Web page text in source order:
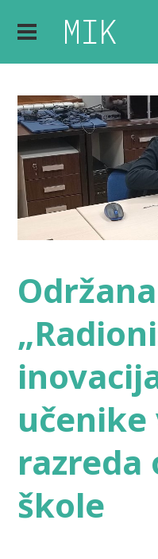
Održana
učenike
razreda
škole